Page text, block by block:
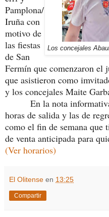
Los concejales
Pamplona/
Iruña con
motivo de
las fiestas
de San
Fermín que comenzaron el
que asistieron como
y los concejales Maite
En la nota
horas de salida y las de
como el fin de semana que
de venta anticipada para
(Ver horarios)
El Olitense en 13:25
Compartir